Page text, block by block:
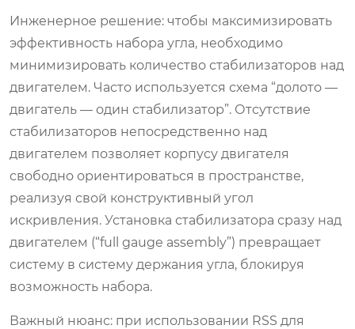
Инженерное решение: чтобы максимизировать
эффективность набора угла, необходимо
минимизировать количество стабилизаторов над
двигателем. Часто используется схема “долото —
двигатель — один стабилизатор”. Отсутствие
стабилизаторов непосредственно над
двигателем позволяет корпусу двигателя
свободно ориентироваться в пространстве,
реализуя свой конструктивный угол
искривления. Установка стабилизатора сразу над
двигателем (“full gauge assembly”) превращает
систему в систему держания угла, блокируя
возможность набора.
Важный нюанс: при использовании RSS для